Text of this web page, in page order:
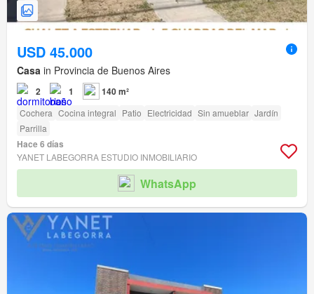
USD 45.000
Casa in Provincia de Buenos Aires
2 1 140 m²
Cochera Cocina integral Patio Electricidad Sin amueblar Jardín
Parrilla
Hace 6 días
YANET LABEGORRA ESTUDIO INMOBILIARIO
WhatsApp